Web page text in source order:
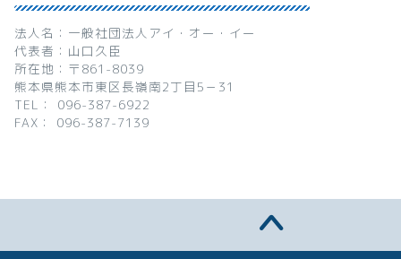
法人名：一般社団法人アイ・オー・イー
代表者：山口久臣
所在地：〒861-8039
熊本県熊本市東区長嶺南2丁目5－31
TEL： 096-387-6922
FAX： 096-387-7139